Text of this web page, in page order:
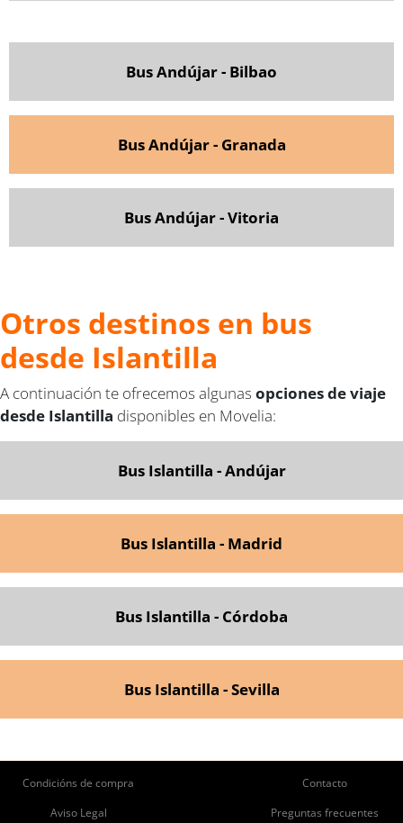
Bus Andújar - Bilbao
Bus Andújar - Granada
Bus Andújar - Vitoria
Otros destinos en bus
desde Islantilla
A continuación te ofrecemos algunas opciones de viaje
desde Islantilla disponibles en Movelia:
Bus Islantilla - Andújar
Bus Islantilla - Madrid
Bus Islantilla - Córdoba
Bus Islantilla - Sevilla
Condicións de compra
Aviso Legal
Contacto
Preguntas frecuentes